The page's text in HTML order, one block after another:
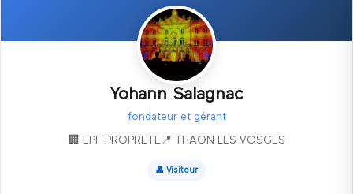
Yohann Salagnac
fondateur et gérant
🏢 EPF PROPRETE📍 THAON LES VOSGES
👤 Visiteur